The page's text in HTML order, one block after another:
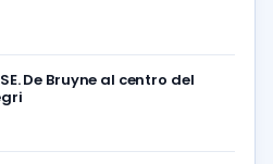
De Bruyne al centro del